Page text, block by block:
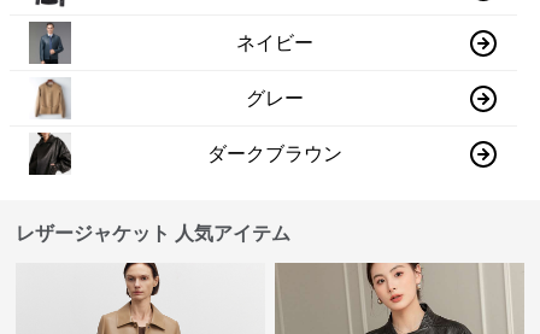
ネイビー
グレー
ダークブラウン
レザージャケット 人気アイテム